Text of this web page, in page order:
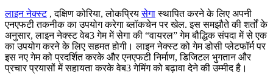
लाइन नेक्स्ट , दक्षिण कोरिया, लोकप्रिय सेगास्थापित करने के लिए अपनी
एनएफटी तकनीक का उपयोग करेगाब्लॉकचेन पर खेल. इस समझौते की शर्तों के
अनुसार, लाइन नेक्स्ट वेब3 गेम में सेगा की “वायरल” गेम बौद्धिक संपदा में से एक
का उपयोग करने के लिए सहमत होगी। लाइन नेक्स्ट को गेम डोसी प्लेटफॉर्म पर
इस नए गेम को प्रदर्शित करके और एनएफटी निर्माण, डिजिटल भुगतान और
प्रचार प्रयासों में सहायता करके वेब3 गेमिंग को बढ़ावा देने की उम्मीद है।